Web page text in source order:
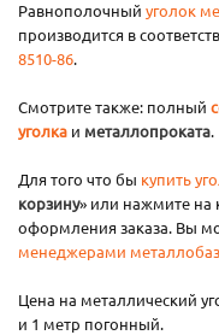
Равнополочный уголок
производится в
8510-86.
Смотрите также: полный
уголка и металлопроката.
Для того что бы купить
корзину» или нажмите на
оформления заказа. Вы
менеджерами
Цена на металлический
и 1 метр погонный.